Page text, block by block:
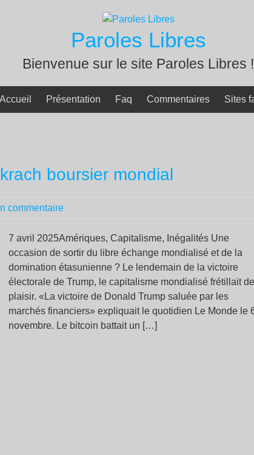
Paroles Libres
Bienvenue sur le site Paroles Libres !
Accueil Présentation Faq Commentaires Sites
boursier mondial
commentaire
7 avril 2025Amériques, Capitalisme, Inégalités Une
occasion de sortir du libre échange mondialisé et de la
domination étasunienne ? Le lendemain de la victoire
électorale de Trump, le capitalisme mondialisé frétillait de
plaisir. «La victoire de Donald Trump saluée par les
marchés financiers» expliquait le quotidien Le Monde le
novembre. Le bitcoin battait un […]